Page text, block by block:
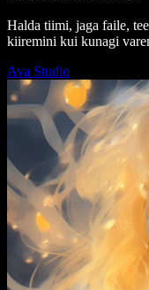
Halda tiimi, jaga faile,
kiiremini kui kunagi
Ava Studio